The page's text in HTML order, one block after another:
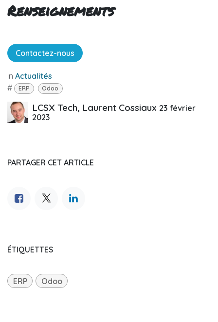
Renseignements
Contactez-nous
in Actualités
#
ERP Odoo
LCSX Tech, Laurent Cossiaux 23 février
2023
PARTAGER CET ARTICLE
ÉTIQUETTES
ERP Odoo